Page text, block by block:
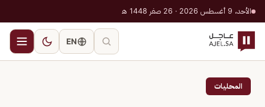
الأحد، 9 أغسطس 2026 · 26 صفر 1448 هـ
EN
المحليات